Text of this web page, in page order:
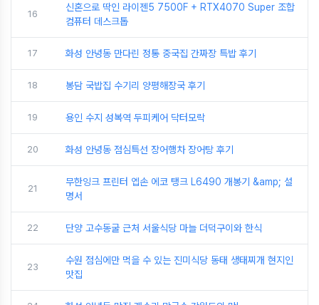
16
신혼으로 딱인 라이젠5 7500F + RTX4070 Super 조합
컴퓨터 데스크톱
17 화성 안녕동 만다린 정통 중국집 간짜장 특밥 후기
18 봉담 국밥집 수기리 양평해장국 후기
19 용인 수지 성복역 두피케어 닥터모락
20 화성 안녕동 점심특선 장어행차 장어탕 후기
21
무한잉크 프린터 엡손 에코 탱크 L6490 개봉기 &amp; 설
명서
22 단양 고수동굴 근처 서울식당 마늘 더덕구이와 한식
23
수원 점심에만 먹을 수 있는 진미식당 동태 생태찌개 현지인
맛집